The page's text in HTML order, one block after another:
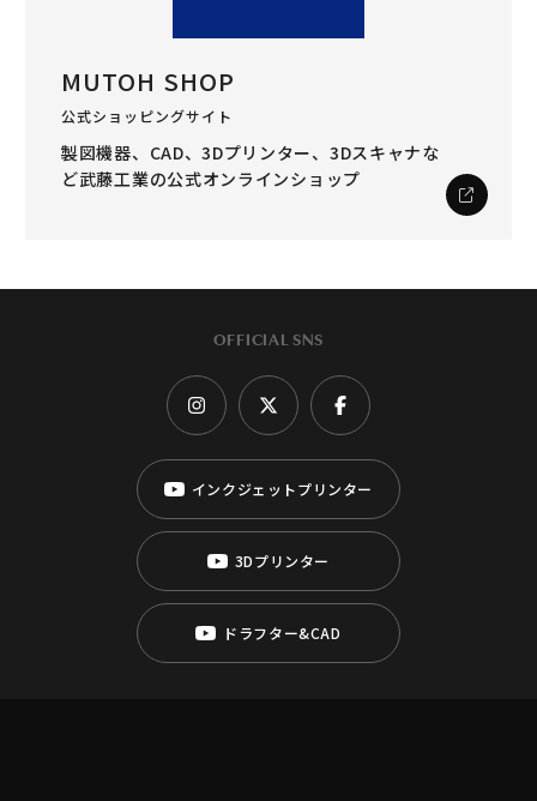
MUTOH SHOP
公式ショッピングサイト
製図機器、CAD、3Dプリンター、3Dスキャナな
ど武藤工業の公式オンラインショップ
OFFICIAL SNS
インクジェットプリンター
3Dプリンター
ドラフター&CAD